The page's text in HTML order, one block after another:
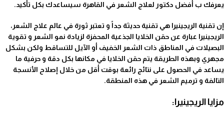
يعرفك ب أفضل دكتور لعلاج الشعر في القاهرة سيساعدك بكل تأكيد.
إن تقنية الريجينيرا هي تقنية حديثة جداً و تعتبر ثورة في عالم علاج الشعر،
الريجينيرا عبارة عن حقن الخلايا الجذعية المحفزة لزيادة نمو الشعر و تقوية
البصيلات في المناطق ذات الشعر الخفيف أو الآيل للتساقط ولكن بشكل
مجهري وبهذه الطريقة يتم حقن الخلايا في مكانها بكل دقة و حرفية ما
يساعد في الحصول على نتائج رائعة بوقت أقل من خلال إصلاح الأنسجة
التالفة و ترميم الشعر في هذه المنطقة.
مزايا الريجينيرا: